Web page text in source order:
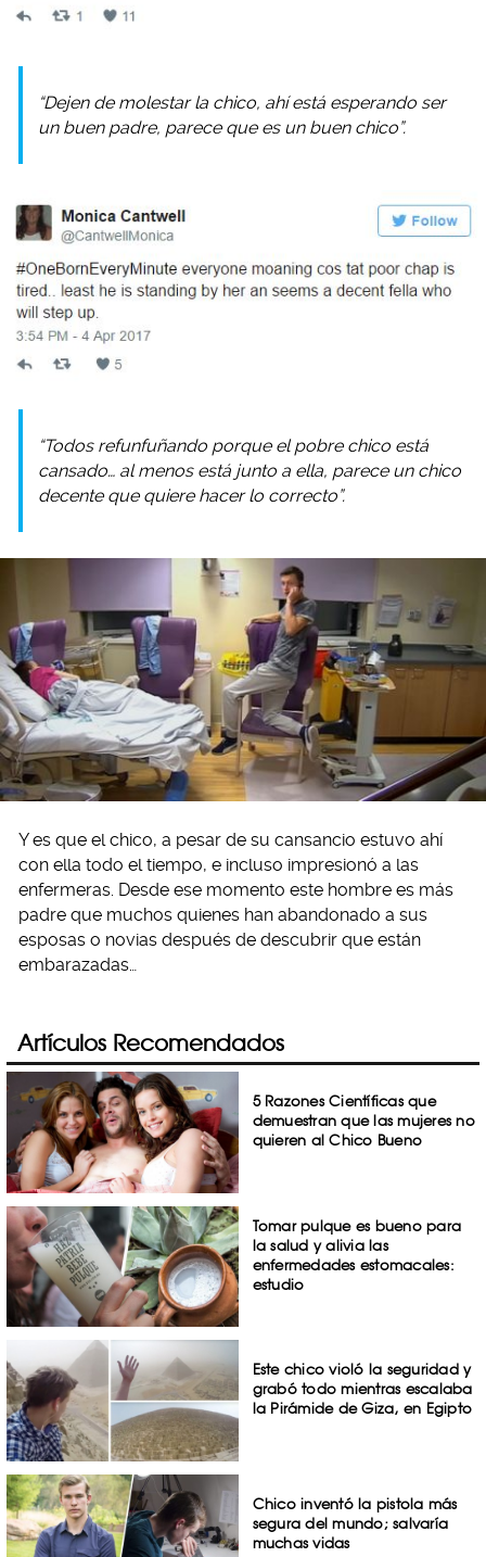
“Dejen de molestar la chico, ahí está esperando ser
un buen padre, parece que es un buen chico”.
“Todos refunfuñando porque el pobre chico está
cansado… al menos está junto a ella, parece un chico
decente que quiere hacer lo correcto”.
Y es que el chico, a pesar de su cansancio estuvo ahí
con ella todo el tiempo, e incluso impresionó a las
enfermeras. Desde ese momento este hombre es más
padre que muchos quienes han abandonado a sus
esposas o novias después de descubrir que están
embarazadas…
Artículos Recomendados
5 Razones Científicas que
demuestran que las mujeres no
quieren al Chico Bueno
Tomar pulque es bueno para
la salud y alivia las
enfermedades estomacales:
estudio
Este chico violó la seguridad y
grabó todo mientras escalaba
la Pirámide de Giza, en Egipto
Chico inventó la pistola más
segura del mundo; salvaría
muchas vidas